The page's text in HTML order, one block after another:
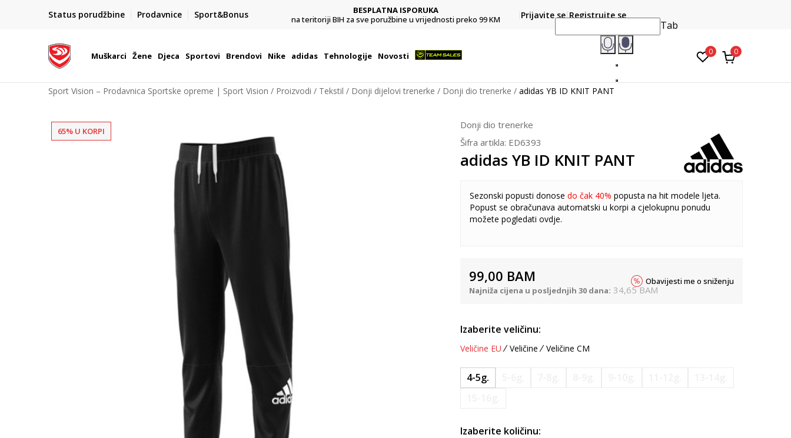
Status porudžbine Prodavnice Sport&Bonus
POZOVITE NAS NA : 055/490-400
Pon-Pet od 9h - 16h
BESPLATNA ISPORUKA
na teritoriji BIH za sve poružbine u vrijednosti preko 99 KM
Platite karticom online i preuzmite u prodavnici po vašem
Prijavite se Registrujte se
Muškarci Žene Djeca Sportovi Brendovi Nike adidas Tehnologije Novosti
Tab
0 0
Sport Vision – Prodavnica Sportske opreme | Sport Vision Proizvodi Tekstil Donji dijelovi trenerke Donji dio trenerke adidas YB ID KNIT PANT
65% U KORPI
Donji dio trenerke
Šifra artikla: ED6393
adidas YB ID KNIT PANT
Sezonski popusti donose do čak 40% popusta na hit modele ljeta.
Popust se obračunava automatski u korpi a cjelokupnu ponudu
možete pogledati ovdje.
99,00 BAM
Najniža cijena u posljednjih 30 dana: 34,65 BAM
Obavijesti me o sniženju
Izaberite veličinu:
Veličine EU Veličine Veličine CM
4-5g.
Izaberite količinu: